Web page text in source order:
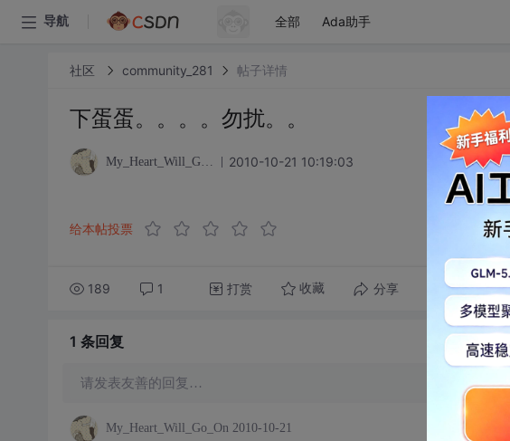
导航 全部 Ada助手
社区 community_281 帖子详情
下蛋蛋。。。。勿扰。。
My_Heart_Will_Go_On 2010-10-21 10:19:03
给本帖投票
189 1 打赏 收藏 分享 转发到动态
1 条回复
请发表友善的回复…
My_Heart_Will_Go_On 2010-10-21